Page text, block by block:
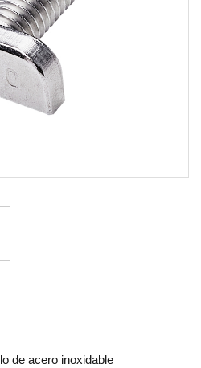
de acero inoxidable